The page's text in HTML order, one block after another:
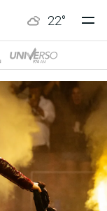
22°